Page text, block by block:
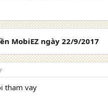
MobiEZ ngày 22/9/2017
tham vay